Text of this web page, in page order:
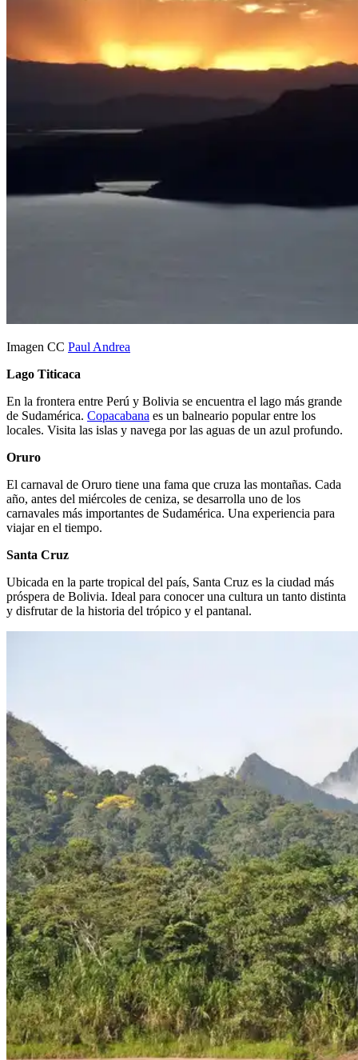
Imagen CC Paul Andrea
Lago Titicaca
En la frontera entre Perú y Bolivia se encuentra el lago más grande
de Sudamérica. Copacabana es un balneario popular entre los
locales. Visita las islas y navega por las aguas de un azul profundo.
Oruro
El carnaval de Oruro tiene una fama que cruza las montañas. Cada
año, antes del miércoles de ceniza, se desarrolla uno de los
carnavales más importantes de Sudamérica. Una experiencia para
viajar en el tiempo.
Santa Cruz
Ubicada en la parte tropical del país, Santa Cruz es la ciudad más
próspera de Bolivia. Ideal para conocer una cultura un tanto distinta
y disfrutar de la historia del trópico y el pantanal.